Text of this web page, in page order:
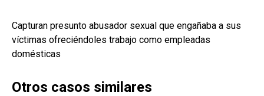
Capturan presunto abusador sexual que engañaba a sus
víctimas ofreciéndoles trabajo como empleadas
domésticas
Otros casos similares